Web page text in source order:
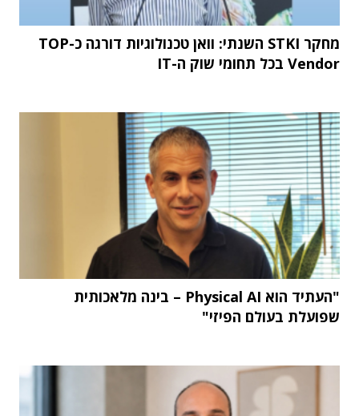
מחקר STKI השנתי: וואן טכנולוגיות דורגה כ-TOP
Vendor בכל תחומי שוק ה-IT
"העתיד הוא Physical AI – בינה מלאכותית
שפועלת בעולם הפיזי"